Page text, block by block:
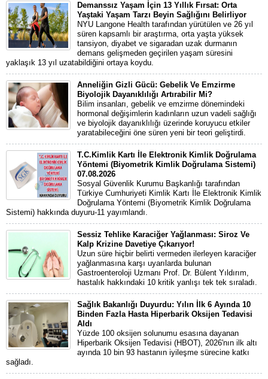
Demanssız Yaşam İçin 13 Yıllık Fırsat: Orta
Yaştaki Yaşam Tarzı Beyin Sağlığını Belirliyor
NYU Langone Health tarafından yürütülen ve 26 yıl
süren kapsamlı bir araştırma, orta yaşta yüksek
tansiyon, diyabet ve sigaradan uzak durmanın
demans gelişmeden geçirilen yaşam süresini
yaklaşık 13 yıl uzatabildiğini ortaya koydu.
Anneliğin Gizli Gücü: Gebelik Ve Emzirme
Biyolojik Dayanıklılığı Artırabilir Mi?
Bilim insanları, gebelik ve emzirme dönemindeki
hormonal değişimlerin kadınların uzun vadeli sağlığı
ve biyolojik dayanıklılığı üzerinde koruyucu etkiler
yaratabileceğini öne süren yeni bir teori geliştirdi.
T.C.Kimlik Kartı İle Elektronik Kimlik Doğrulama
Yöntemi (Biyometrik Kimlik Doğrulama Sistemi)
07.08.2026
Sosyal Güvenlik Kurumu Başkanlığı tarafından
Türkiye Cumhuriyeti Kimlik Kartı İle Elektronik Kimlik
Doğrulama Yöntemi (Biyometrik Kimlik Doğrulama
Sistemi) hakkında duyuru-11 yayımlandı.
Sessiz Tehlike Karaciğer Yağlanması: Siroz Ve
Kalp Krizine Davetiye Çıkarıyor!
Uzun süre hiçbir belirti vermeden ilerleyen karaciğer
yağlanmasına karşı uyarılarda bulunan
Gastroenteroloji Uzmanı Prof. Dr. Bülent Yıldırım,
hastalık hakkındaki 10 kritik yanlışı tek tek sıraladı.
Sağlık Bakanlığı Duyurdu: Yılın İlk 6 Ayında 10
Binden Fazla Hasta Hiperbarik Oksijen Tedavisi
Aldı
Yüzde 100 oksijen solunumu esasına dayanan
Hiperbarik Oksijen Tedavisi (HBOT), 2026'nın ilk altı
ayında 10 bin 93 hastanın iyileşme sürecine katkı
sağladı.